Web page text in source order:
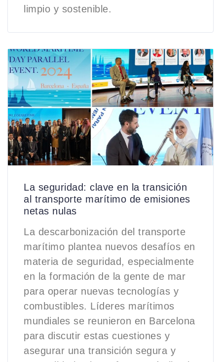
limpio y sostenible.
La seguridad: clave en la transición
al transporte marítimo de emisiones
netas nulas
La descarbonización del transporte
marítimo plantea nuevos desafíos en
materia de seguridad, especialmente
en la formación de la gente de mar
para operar nuevas tecnologías y
combustibles. Líderes marítimos
mundiales se reunieron en Barcelona
para discutir estas cuestiones y
asegurar una transición segura y